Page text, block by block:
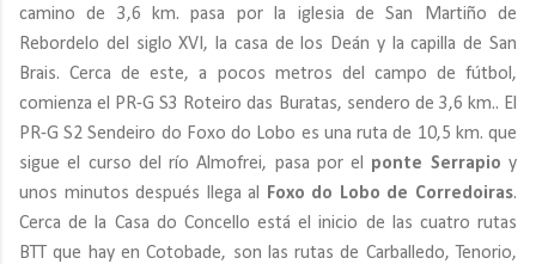
camino de 3,6 km. pasa por la iglesia de San Martiño de
Rebordelo del siglo XVI, la casa de los Deán y la capilla de San
Brais. Cerca de este, a pocos metros del campo de fútbol,
comienza el PR-G S3 Roteiro das Buratas, sendero de 3,6 km.. El
PR-G S2 Sendeiro do Foxo do Lobo es una ruta de 10,5 km. que
sigue el curso del río Almofrei, pasa por el ponte Serrapio y
unos minutos después llega al
Foxo do Lobo de Corredoiras.
Cerca de la Casa do Concello está el inicio de las cuatro rutas
BTT que hay en Cotobade, son las rutas de Carballedo, Tenorio,